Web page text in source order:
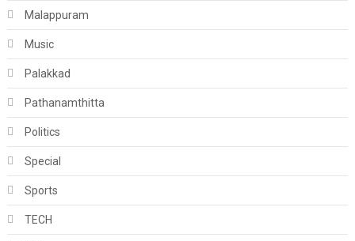
Malappuram
Music
Palakkad
Pathanamthitta
Politics
Special
Sports
TECH